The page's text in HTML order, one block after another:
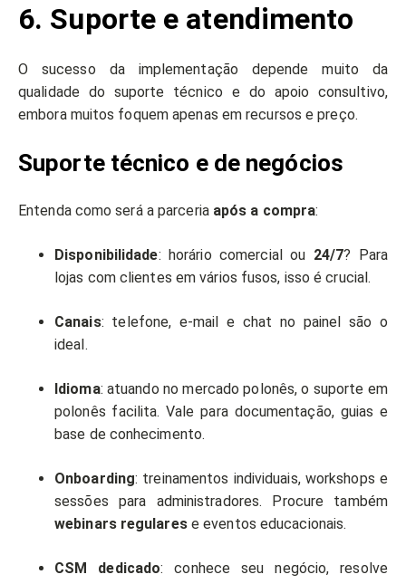
6. Suporte e atendimento
O sucesso da implementação depende muito da
qualidade do suporte técnico e do apoio consultivo,
embora muitos foquem apenas em recursos e preço.
Suporte técnico e de negócios
Entenda como será a parceria após a compra:
Disponibilidade: horário comercial ou 24/7? Para
lojas com clientes em vários fusos, isso é crucial.
Canais: telefone, e-mail e chat no painel são o
ideal.
Idioma: atuando no mercado polonês, o suporte em
polonês facilita. Vale para documentação, guias e
base de conhecimento.
Onboarding: treinamentos individuais, workshops e
sessões para administradores. Procure também
webinars regularese eventos educacionais.
CSM dedicado: conhece seu negócio, resolve